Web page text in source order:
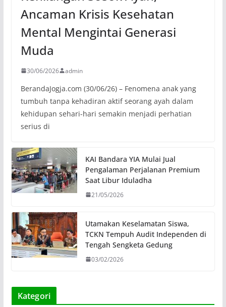
Ancaman Krisis Kesehatan
Mental Mengintai Generasi
Muda
30/06/2026 admin
BerandaJogja.com (30/06/26) – Fenomena anak yang
tumbuh tanpa kehadiran aktif seorang ayah dalam
kehidupan sehari-hari semakin menjadi perhatian
serius di
KAI Bandara YIA Mulai Jual
Pengalaman Perjalanan Premium
Saat Libur Iduladha
21/05/2026
Utamakan Keselamatan Siswa,
TCKN Tempuh Audit Independen di
Tengah Sengketa Gedung
03/02/2026
Kategori